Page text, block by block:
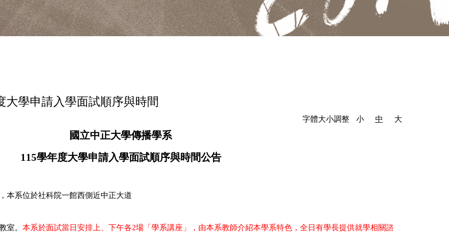
大學申請入學面試順序與時間
字體大小調整 小 中 大
國立中正大學傳播學系
115學年度大學申請入學面試順序與時間公告
本系位於社科院一館西側近中正大道
室。 本系於面試當日安排上、下午各2場「學系講座」，由本系教師介紹本學系特色，全日有學長提供就學相關諮